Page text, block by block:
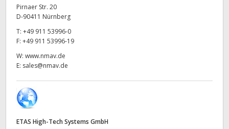
India
Italy
Japan
Pirnaer Str. 20
D-90411 Nürnberg
T: +49 911 53996-0
F: +49 911 53996-19
W: www.nmav.de
E: sales@nmav.de
ETAS High-Tech Systems GmbH